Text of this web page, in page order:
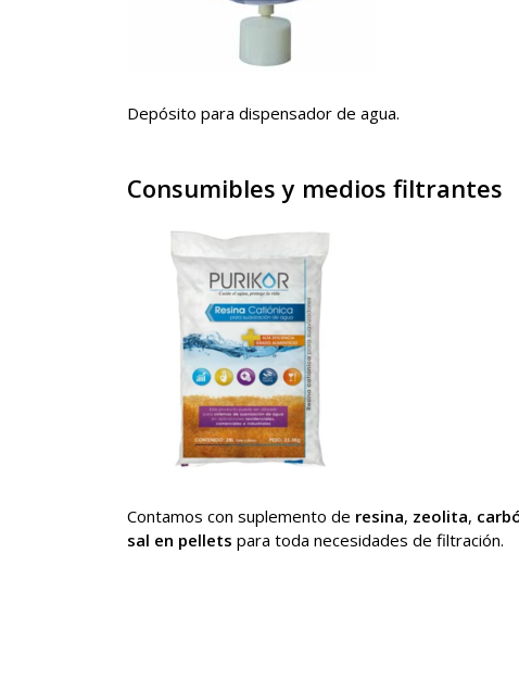
Depósito para dispensador de agua.
Consumibles y medios filtrantes
Contamos con suplemento de resina, zeolita,
sal en pellets para toda necesidades de filtración.